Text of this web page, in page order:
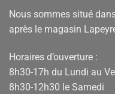
Nous sommes situé
après le magasin
Horaires d’ouverture :
8h30-17h du Lundi au
8h30-12h30 le Samedi